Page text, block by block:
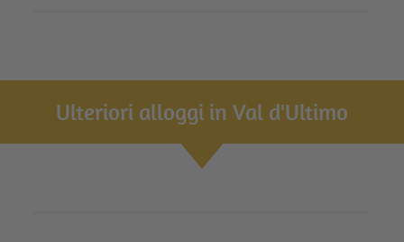
Ulteriori alloggi in Val d'Ultimo